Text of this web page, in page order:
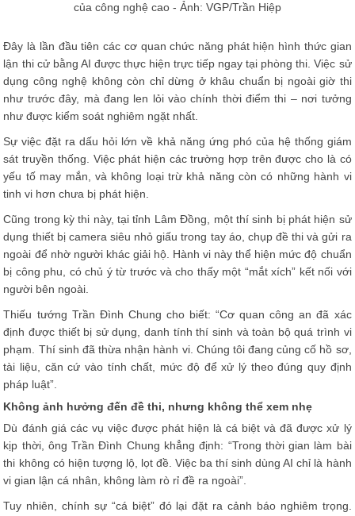
của công nghệ cao - Ảnh: VGP/Trần Hiệp
Đây là lần đầu tiên các cơ quan chức năng phát hiện hình thức gian
lận thi cử bằng AI được thực hiện trực tiếp ngay tại phòng thi. Việc sử
dụng công nghệ không còn chỉ dừng ở khâu chuẩn bị ngoài giờ thi
như trước đây, mà đang len lỏi vào chính thời điểm thi – nơi tưởng
như được kiểm soát nghiêm ngặt nhất.
Sự việc đặt ra dấu hỏi lớn về khả năng ứng phó của hệ thống giám
sát truyền thống. Việc phát hiện các trường hợp trên được cho là có
yếu tố may mắn, và không loại trừ khả năng còn có những hành vi
tinh vi hơn chưa bị phát hiện.
Cũng trong kỳ thi này, tại tỉnh Lâm Đồng, một thí sinh bị phát hiện sử
dụng thiết bị camera siêu nhỏ giấu trong tay áo, chụp đề thi và gửi ra
ngoài để nhờ người khác giải hộ. Hành vi này thể hiện mức độ chuẩn
bị công phu, có chủ ý từ trước và cho thấy một “mắt xích” kết nối với
người bên ngoài.
Thiếu tướng Trần Đình Chung cho biết: “Cơ quan công an đã xác
định được thiết bị sử dụng, danh tính thí sinh và toàn bộ quá trình vi
phạm. Thí sinh đã thừa nhận hành vi. Chúng tôi đang củng cố hồ sơ,
tài liệu, căn cứ vào tính chất, mức độ để xử lý theo đúng quy định
pháp luật”.
Không ảnh hưởng đến đề thi, nhưng không thể xem nhẹ
Dù đánh giá các vụ việc được phát hiện là cá biệt và đã được xử lý
kịp thời, ông Trần Đình Chung khẳng định: “Trong thời gian làm bài
thi không có hiện tượng lộ, lọt đề. Việc ba thí sinh dùng AI chỉ là hành
vi gian lận cá nhân, không làm rò rỉ đề ra ngoài”.
Tuy nhiên, chính sự “cá biệt” đó lại đặt ra cảnh báo nghiêm trọng.